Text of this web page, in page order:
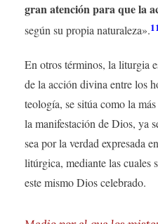
gran atención para que la
según su propia naturaleza».
En otros términos, la liturgia
de la acción divina entre los
teología, se sitúa como la
la manifestación de Dios, ya
sea por la verdad expresada
litúrgica, mediante las cuales
este mismo Dios celebrado.